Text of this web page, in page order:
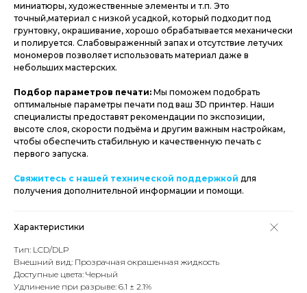
миниатюры, художественные элементы и т.п. Это
точный,материал с низкой усадкой, который подходит под
грунтовку, окрашивание, хорошо обрабатывается механически
и полируется. Слабовыраженный запах и отсутствие летучих
мономеров позволяет использовать материал даже в
небольших мастерских.
Подбор параметров печати: Мы поможем подобрать
оптимальные параметры печати под ваш 3D принтер. Наши
специалисты предоставят рекомендации по экспозиции,
высоте слоя, скорости подъёма и другим важным настройкам,
чтобы обеспечить стабильную и качественную печать с
первого запуска.
Свяжитесь с нашей технической поддержкой для
получения дополнительной информации и помощи.
Характеристики
Тип: LCD/DLP
Внешний вид: Прозрачная окрашенная жидкость
Доступные цвета: Черный
Удлинение при разрыве: 6.1 ± 2.1%